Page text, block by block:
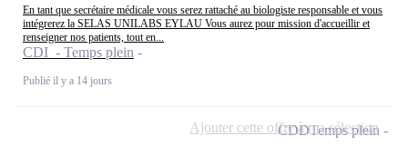
En tant que secrétaire médicale vous serez rattaché au biologiste responsable et vous
intégrerez la SELAS UNILABS EYLAU Vous aurez pour mission d'accueillir et
renseigner nos patients, tout en...
CDI - Temps plein
Publié il y a 14 jours
CDDTemps plein
Ajouter cette offre à ma sélection